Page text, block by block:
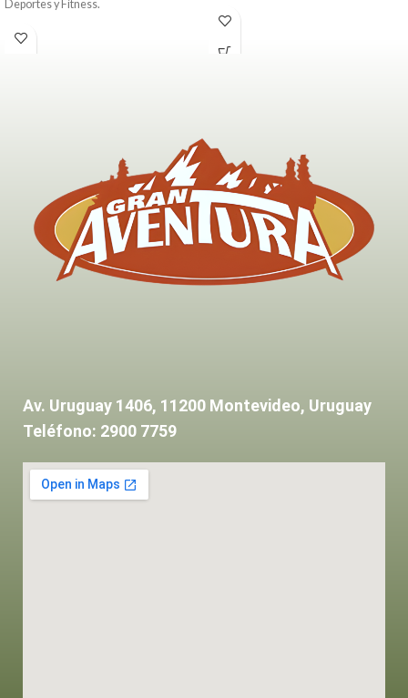
Deportes y Fitness.
Av. Uruguay 1406, 11200 Montevideo, Uruguay
Teléfono: 2900 7759